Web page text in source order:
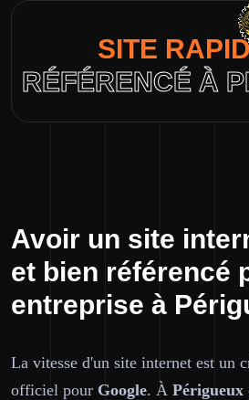
SITE
RÉFÉRENCÉ À
Avoir un site
et bien référencé
entreprise à
La vitesse d'un site internet est un
officiel pour Google. À Périgueux